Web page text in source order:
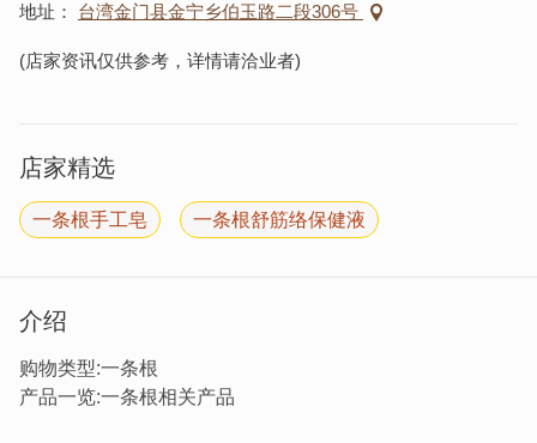
地址 台湾金门县金宁乡伯玉路二段306号
(店家资讯仅供参考，详情请洽业者)
店家精选
一条根手工皂 一条根舒筋络保健液
介绍
购物类型:一条根
产品一览:一条根相关产品